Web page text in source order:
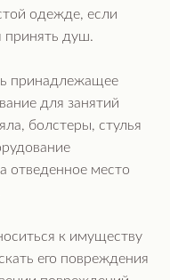
одежде, если
принять душ.
принадлежащее
для занятий
болстеры, стулья
отведенное место
к имуществу
его повреждения